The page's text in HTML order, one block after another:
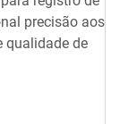
precisão aos
qualidade de